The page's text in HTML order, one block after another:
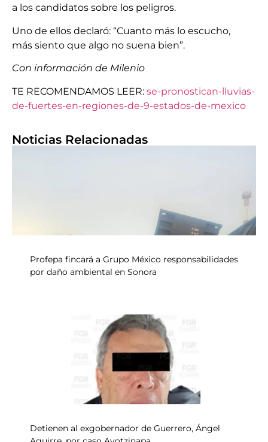
a los candidatos sobre los peligros.
Uno de ellos declaró: “Cuanto más lo escucho,
más siento que algo no suena bien”.
Con información de Milenio
TE RECOMENDAMOS LEER: se-pronostican-lluvias-
de-fuertes-en-regiones-de-9-estados-de-mexico
Noticias Relacionadas
Profepa fincará a Grupo México responsabilidades
por daño ambiental en Sonora
Detienen al exgobernador de Guerrero, Ángel